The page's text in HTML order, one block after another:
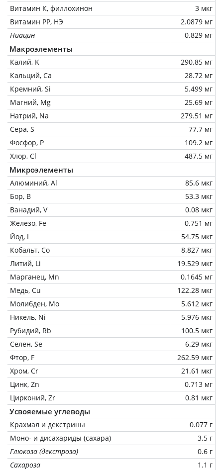
Витамин К, филлохинон
3 мкг
Витамин РР, НЭ
2.0879 мг
Ниацин
0.829 мг
Макроэлементы
Калий, K
290.85 мг
Кальций, Ca
28.72 мг
Кремний, Si
5.499 мг
Магний, Mg
25.69 мг
Натрий, Na
279.51 мг
Сера, S
77.7 мг
Фосфор, P
109.2 мг
Хлор, Cl
487.5 мг
Микроэлементы
Алюминий, Al
85.6 мкг
Бор, B
53.3 мкг
Ванадий, V
0.08 мкг
Железо, Fe
0.751 мг
Йод, I
54.75 мкг
Кобальт, Co
8.827 мкг
Литий, Li
19.529 мкг
Марганец, Mn
0.1645 мг
Медь, Cu
122.28 мкг
Молибден, Mo
5.612 мкг
Никель, Ni
5.976 мкг
Рубидий, Rb
100.5 мкг
Селен, Se
6.29 мкг
Фтор, F
262.59 мкг
Хром, Cr
21.61 мкг
Цинк, Zn
0.713 мг
Цирконий, Zr
0.81 мкг
Усвояемые углеводы
Крахмал и декстрины
0.077 г
Моно- и дисахариды (сахара)
3.5 г
Глюкоза (декстроза)
0.6 г
Сахароза
1.1 г